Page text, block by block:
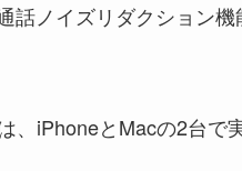
話ノイズリダクション
、iPhoneとMacの2台で